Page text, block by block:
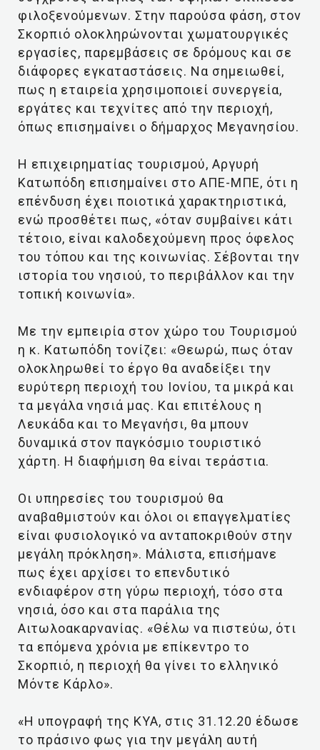
φιλοξενούμενων. Στην παρούσα φάση, στον
Σκορπιό ολοκληρώνονται χωματουργικές
εργασίες, παρεμβάσεις σε δρόμους και σε
διάφορες εγκαταστάσεις. Να σημειωθεί,
πως η εταιρεία χρησιμοποιεί συνεργεία,
εργάτες και τεχνίτες από την περιοχή,
όπως επισημαίνει ο δήμαρχος Μεγανησίου.
Η επιχειρηματίας τουρισμού, Αργυρή
Κατωπόδη επισημαίνει στο ΑΠΕ-ΜΠΕ, ότι η
επένδυση έχει ποιοτικά χαρακτηριστικά,
ενώ προσθέτει πως, «όταν συμβαίνει κάτι
τέτοιο, είναι καλοδεχούμενη προς όφελος
του τόπου και της κοινωνίας. Σέβονται την
ιστορία του νησιού, το περιβάλλον και την
τοπική κοινωνία».
Με την εμπειρία στον χώρο του Τουρισμού
η κ. Κατωπόδη τονίζει: «Θεωρώ, πως όταν
ολοκληρωθεί το έργο θα αναδείξει την
ευρύτερη περιοχή του Ιονίου, τα μικρά και
τα μεγάλα νησιά μας. Και επιτέλους η
Λευκάδα και το Μεγανήσι, θα μπουν
δυναμικά στον παγκόσμιο τουριστικό
χάρτη. Η διαφήμιση θα είναι τεράστια.
Οι υπηρεσίες του τουρισμού θα
αναβαθμιστούν και όλοι οι επαγγελματίες
είναι φυσιολογικό να ανταποκριθούν στην
μεγάλη πρόκληση». Μάλιστα, επισήμανε
πως έχει αρχίσει το επενδυτικό
ενδιαφέρον στη γύρω περιοχή, τόσο στα
νησιά, όσο και στα παράλια της
Αιτωλοακαρνανίας. «Θέλω να πιστεύω, ότι
τα επόμενα χρόνια με επίκεντρο το
Σκορπιό, η περιοχή θα γίνει το ελληνικό
Μόντε Κάρλο».
«Η υπογραφή της ΚΥΑ, στις 31.12.20 έδωσε
το πράσινο φως για την μεγάλη αυτή